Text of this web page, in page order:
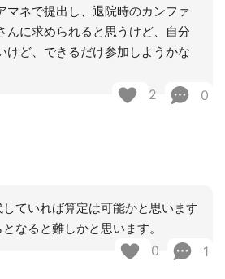
マネで提出し、退院時のカンファ
んに求められると思うけど、自分
けど、できるだけ参加しようかな
2 0
ていれば算定は可能かと思います
なると難しかと思います。
0 1